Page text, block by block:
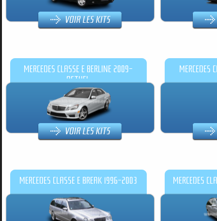
MERCEDES CLASSE E BERLINE 2009-
ACTUEL
MERCEDES
MERCEDES CLASSE E BREAK 1996-2003 MERCEDES